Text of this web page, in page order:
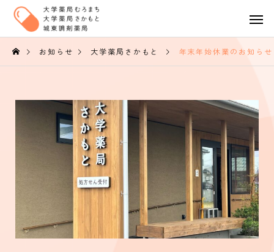
お知らせ 大学薬局さかもと 年末年始休業のお知らせ